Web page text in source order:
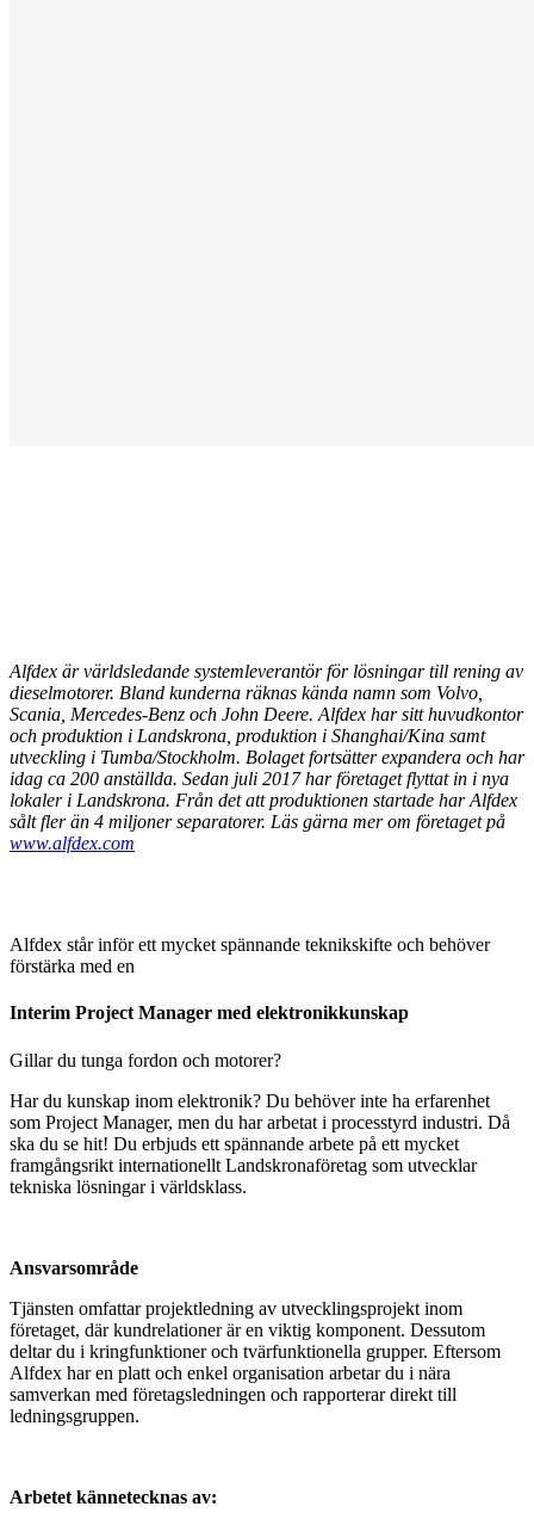
Alfdex är världsledande systemleverantör för lösningar till rening av
dieselmotorer. Bland kunderna räknas kända namn som Volvo,
Scania, Mercedes-Benz och John Deere. Alfdex har sitt huvudkontor
och produktion i Landskrona, produktion i Shanghai/Kina samt
utveckling i Tumba/Stockholm. Bolaget fortsätter expandera och har
idag ca 200 anställda. Sedan juli 2017 har företaget flyttat in i nya
lokaler i Landskrona. Från det att produktionen startade har Alfdex
sålt fler än 4 miljoner separatorer. Läs gärna mer om företaget på
www.alfdex.com
Alfdex står inför ett mycket spännande teknikskifte och behöver
förstärka med en
Interim Project Manager med elektronikkunskap
Gillar du tunga fordon och motorer?
Har du kunskap inom elektronik? Du behöver inte ha erfarenhet
som Project Manager, men du har arbetat i processtyrd industri. Då
ska du se hit! Du erbjuds ett spännande arbete på ett mycket
framgångsrikt internationellt Landskronaföretag som utvecklar
tekniska lösningar i världsklass.
Ansvarsområde
Tjänsten omfattar projektledning av utvecklingsprojekt inom
företaget, där kundrelationer är en viktig komponent. Dessutom
deltar du i kringfunktioner och tvärfunktionella grupper. Eftersom
Alfdex har en platt och enkel organisation arbetar du i nära
samverkan med företagsledningen och rapporterar direkt till
ledningsgruppen.
Arbetet kännetecknas av: